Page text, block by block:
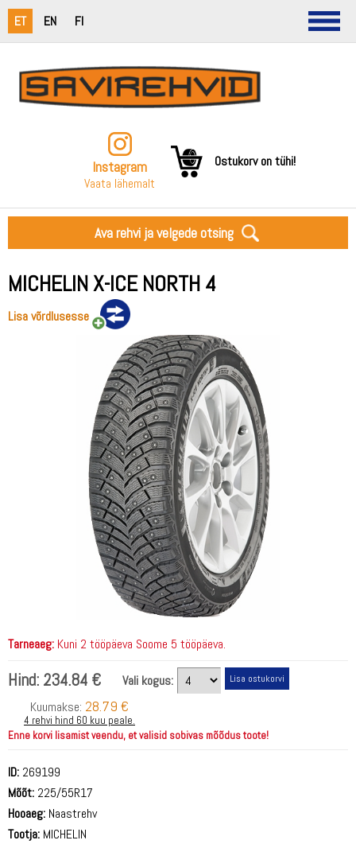
ET EN FI
Instagram
Vaata lähemalt
Ostukorv on tühi!
Ava rehvi ja velgede otsing
MICHELIN X-ICE NORTH 4
Lisa võrdlusesse
Tarneaeg: Kuni 2 tööpäeva Soome 5 tööpäeva.
Hind: 234.84 €
Vali kogus:
Kuumakse: 28.79 €
4 rehvi hind 60 kuu peale.
Enne korvi lisamist veendu, et valisid sobivas mõõdus toote!
ID: 269199
Mõõt: 225/55R17
Hooaeg: Naastrehv
Tootja: MICHELIN